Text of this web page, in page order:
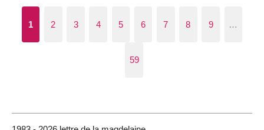
1 2 3 4 5 6 7 8 9 …
59